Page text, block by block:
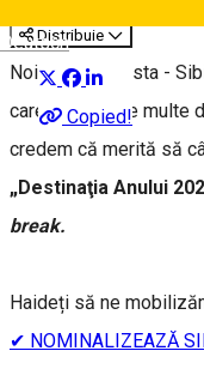
DeutschDistribuie
Copied!
Noi știm deja asta -
care are atât de multe
credem că merită să
„Destinaţia Anului
break.
Haideți să ne
✔ NOMINALIZEAZĂ